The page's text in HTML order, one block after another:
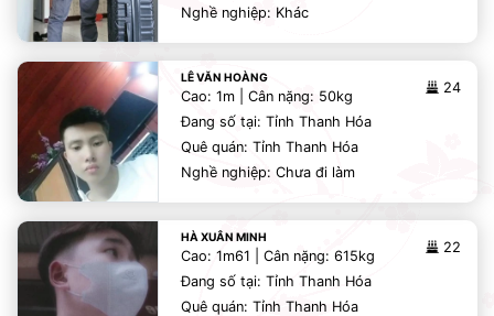
Nghề nghiệp: Khác
LÊ VĂN HOÀNG
24
Cao: 1m | Cân nặng: 50kg
Đang số tại: Tỉnh Thanh Hóa
Quê quán: Tỉnh Thanh Hóa
Nghề nghiệp: Chưa đi làm
HÀ XUÂN MINH
22
Cao: 1m61 | Cân nặng: 615kg
Đang số tại: Tỉnh Thanh Hóa
Quê quán: Tỉnh Thanh Hóa